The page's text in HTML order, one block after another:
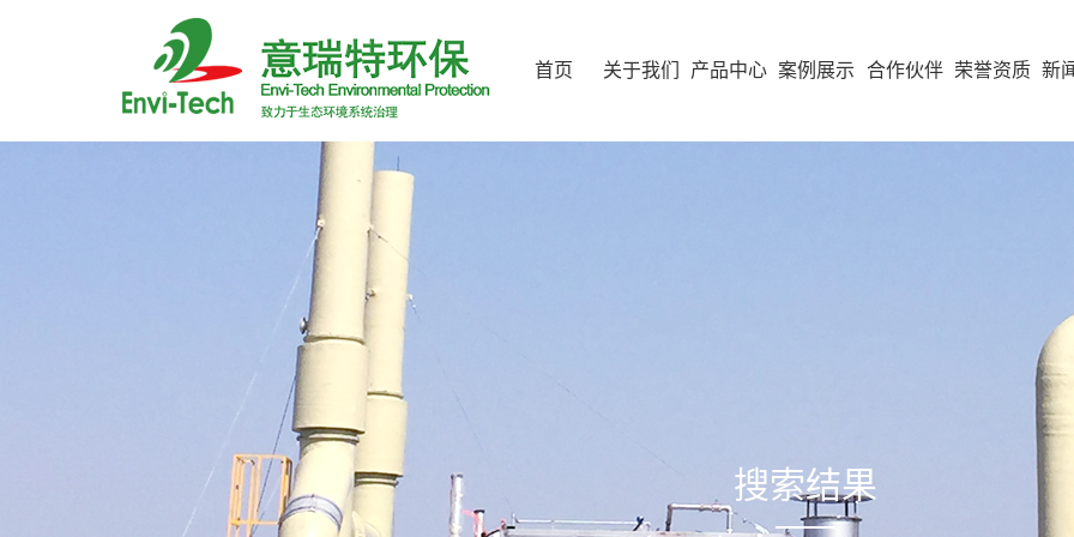
首页 关于我们 产品中心 案例展示 合作伙伴 荣誉资质 新
搜索结果